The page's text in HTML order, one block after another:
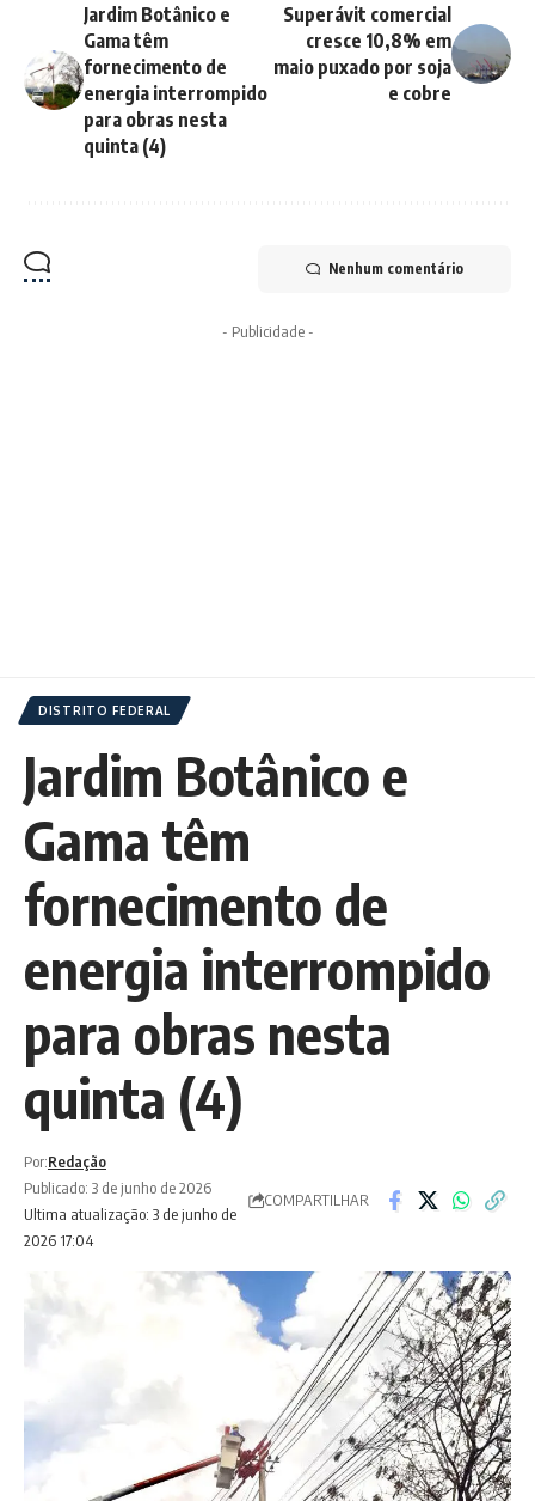
Jardim Botânico e
Gama têm
fornecimento de
energia interrompido
para obras nesta
quinta (4)
Superávit comercial
cresce 10,8% em
maio puxado por soja
e cobre
Nenhum comentário
- Publicidade -
DISTRITO FEDERAL
Jardim Botânico e
Gama têm
fornecimento de
energia interrompido
para obras nesta
quinta (4)
Ultima atualização: 3 de junho de
2026 17:04
Por:Redação
Publicado: 3 de junho de 2026
COMPARTILHAR